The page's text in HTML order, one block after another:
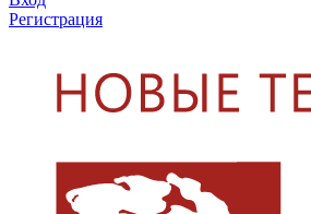
Регистрация